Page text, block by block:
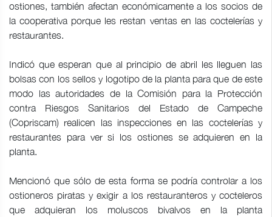
ostiones, también afectan económicamente a los socios de
la cooperativa porque les restan ventas en las coctelerías y
restaurantes.
Indicó que esperan que al principio de abril les lleguen las
bolsas con los sellos y logotipo de la planta para que de este
modo las autoridades de la Comisión para la Protección
contra Riesgos Sanitarios del Estado de Campeche
(Copriscam) realicen las inspecciones en las coctelerías y
restaurantes para ver si los ostiones se adquieren en la
planta.
Mencionó que sólo de esta forma se podría controlar a los
ostioneros piratas y exigir a los restauranteros y cocteleros
que adquieran los moluscos bivalvos en la planta